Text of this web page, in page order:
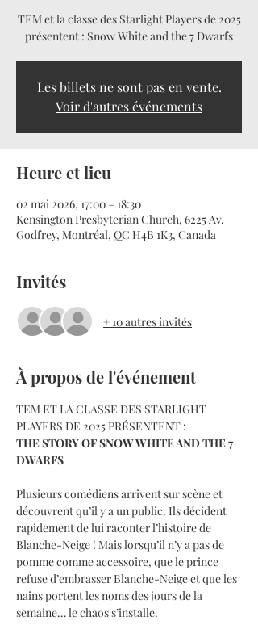
TEM et la classe des Starlight Players de 2025
présentent : Snow White and the 7 Dwarfs
Les billets ne sont pas en vente.
Voir d'autres événements
Heure et lieu
02 mai 2026, 17:00 – 18:30
Kensington Presbyterian Church, 6225 Av.
Godfrey, Montréal, QC H4B 1K3, Canada
Invités
+ 10 autres invités
À propos de l'événement
TEM ET LA CLASSE DES STARLIGHT
PLAYERS DE 2025 PRÉSENTENT :
THE STORY OF SNOW WHITE AND THE 7
DWARFS
Plusieurs comédiens arrivent sur scène et
découvrent qu’il y a un public. Ils décident
rapidement de lui raconter l’histoire de
Blanche-Neige ! Mais lorsqu’il n’y a pas de
pomme comme accessoire, que le prince
refuse d’embrasser Blanche-Neige et que les
nains portent les noms des jours de la
semaine… le chaos s’installe.